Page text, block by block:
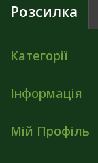
Розсилка
Категорії
Інформація
Мій Профіль